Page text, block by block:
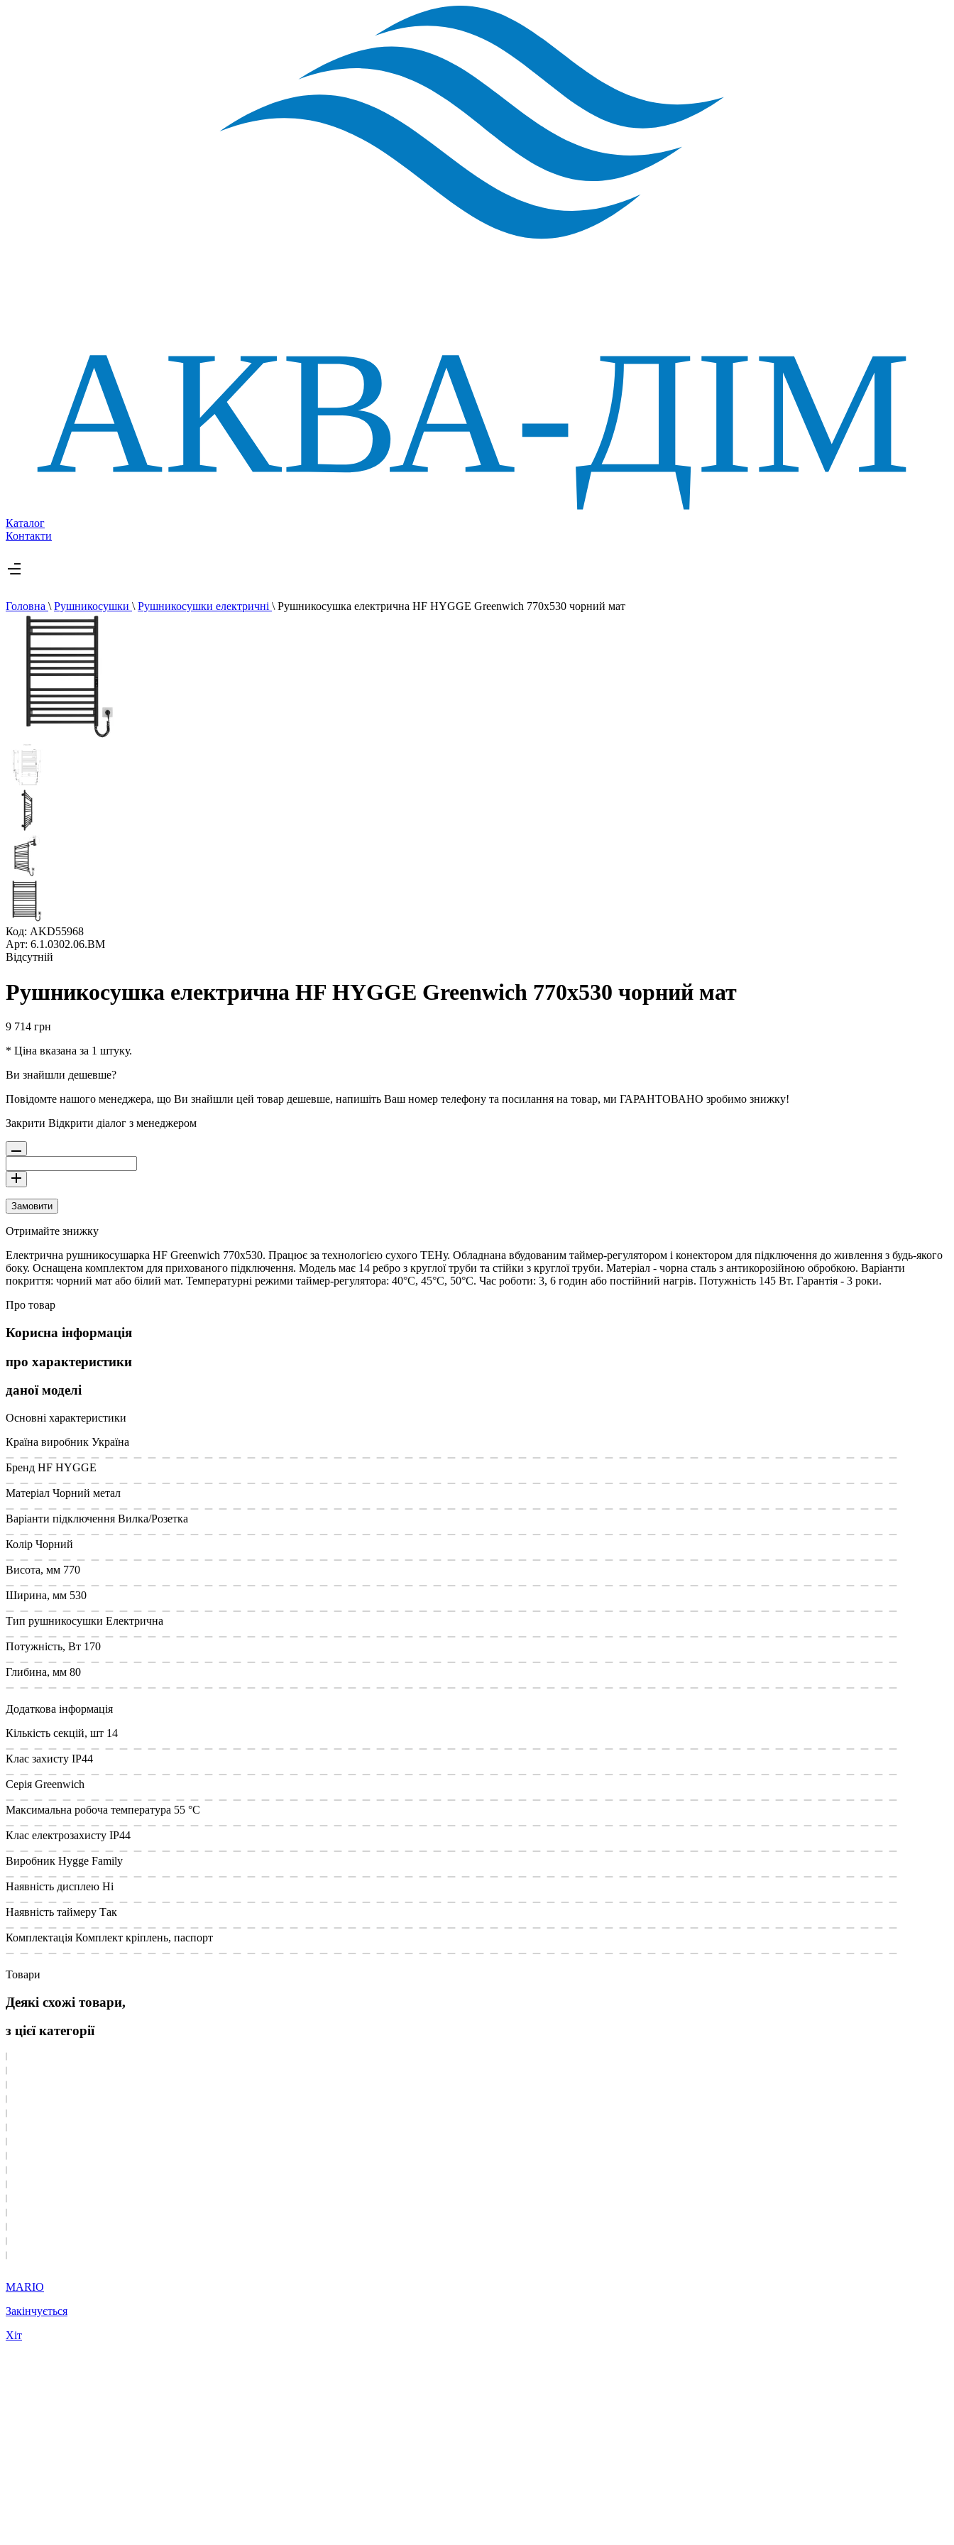
Каталог
Контакти
Головна \ Рушникосушки \ Рушникосушки електричні \ Рушникосушка електрична HF HYGGE Greenwich 770х530 чорний мат
Код: AKD55968
Арт: 6.1.0302.06.BM
Відсутній
Рушникосушка електрична HF HYGGE Greenwich 770х530 чорний мат
9 714 грн
* Ціна вказана за 1 штуку.
Ви знайшли дешевше?
Повідомте нашого менеджера, що Ви знайшли цей товар дешевше, напишіть Ваш номер телефону та посилання на товар, ми ГАРАНТОВАНО зробимо знижку!
Закрити Відкрити діалог з менеджером
Замовити
Отримайте знижку
Електрична рушникосушарка HF Greenwich 770х530. Працює за технологією сухого ТЕНу. Обладнана вбудованим таймер-регулятором і конектором для підключення до живлення з будь-якого
боку. Оснащена комплектом для прихованого підключення. Модель має 14 ребро з круглої труби та стійки з круглої труби. Матеріал - чорна сталь з антикорозійною обробкою. Варіанти
покриття: чорний мат або білий мат. Температурні режими таймер-регулятора: 40°С, 45°С, 50°С. Час роботи: 3, 6 годин або постійний нагрів. Потужність 145 Вт. Гарантія - 3 роки.
Про товар
Корисна інформація
про характеристики
даної моделі
Основні характеристики
Країна виробник Україна
Бренд HF HYGGE
Матеріал Чорний метал
Варіанти підключення Вилка/Розетка
Колір Чорний
Висота, мм 770
Ширина, мм 530
Тип рушникосушки Електрична
Потужність, Вт 170
Глибина, мм 80
Додаткова інформація
Кількість секцій, шт 14
Клас захисту IP44
Cерія Greenwich
Максимальна робоча температура 55 °С
Клас електрозахисту IP44
Виробник Hygge Family
Наявність дисплею Ні
Наявність таймеру Так
Комплектація Комплект кріплень, паспорт
Товари
Деякі схожі товари,
з цієї категорії
MARIO
Закінчується
Хіт